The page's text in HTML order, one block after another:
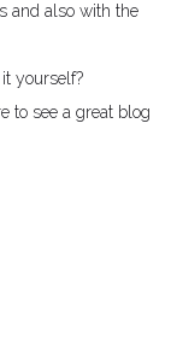
and also with the
yourself?
to see a great blog